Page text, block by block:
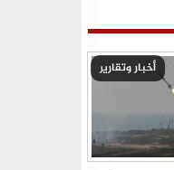
أخبار وتقارير